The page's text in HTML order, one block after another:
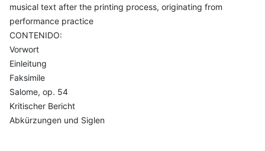
musical text after the printing process, originating from
performance practice
CONTENIDO:
Vorwort
Einleitung
Faksimile
Salome, op. 54
Kritischer Bericht
Abkürzungen und Siglen